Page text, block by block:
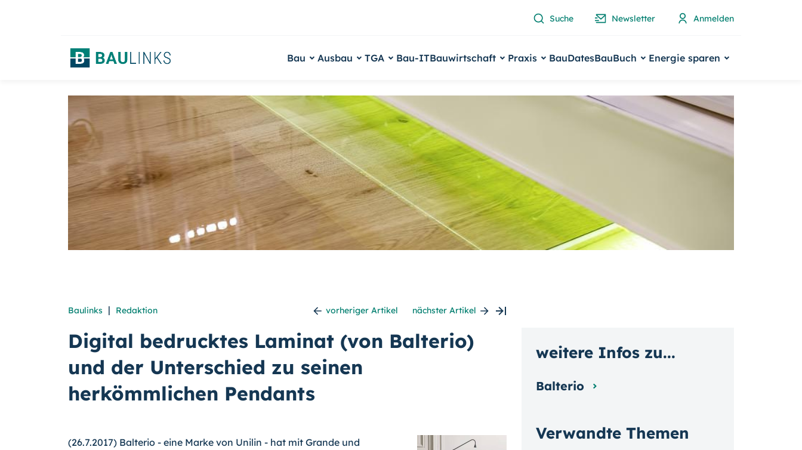
Suche Newsletter Anmelden
Bau Ausbau TGA Bau-ITBauwirtschaft Praxis BauDatesBauBuch Energie sparen
Baulinks | Redaktion vorheriger Artikel nächster Artikel
Digital bedrucktes Laminat (von Balterio)
und der Unterschied zu seinen
herkömmlichen Pendants
(26.7.2017) Balterio - eine Marke von Unilin - hat mit Grande und
Verwandte Themen
weitere Infos zu...
Balterio